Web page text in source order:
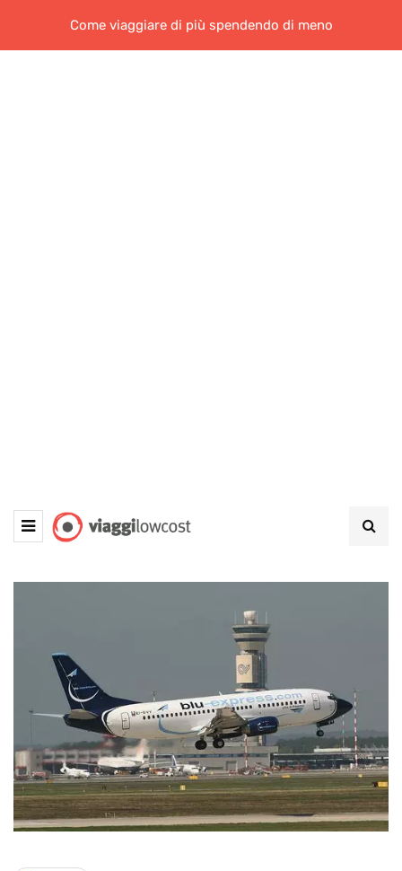
Come viaggiare di più spendendo di meno